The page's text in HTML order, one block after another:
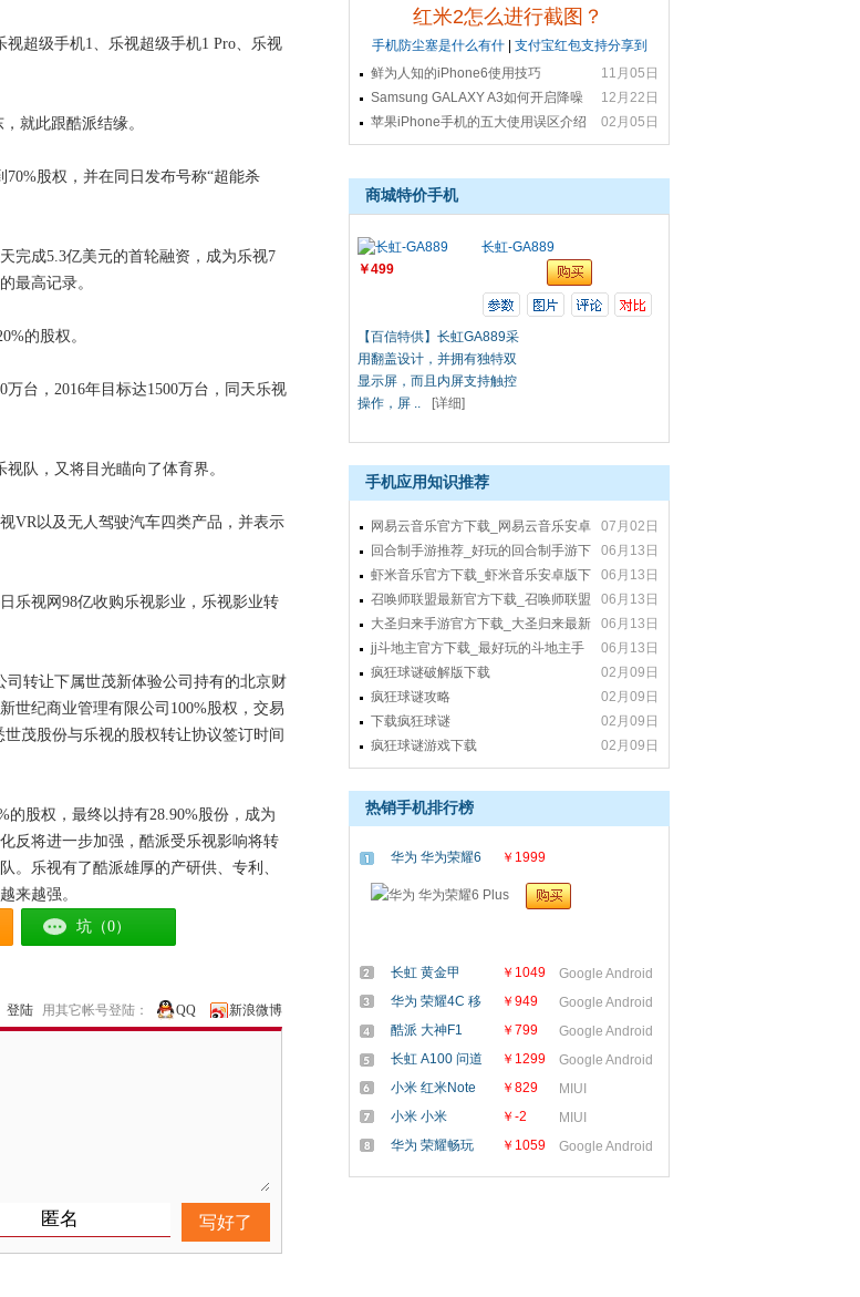
超级手机1、乐视超级手机1 Pro、乐视
就此跟酷派结缘。
股权，并在同日发布号称“超能杀
完成5.3亿美元的首轮融资，成为乐视7
最高记录。
的股权。
台，2016年目标达1500万台，同天乐视
队，又将目光瞄向了体育界。
VR以及无人驾驶汽车四类产品，并表示
乐视网98亿收购乐视影业，乐视影业转
司转让下属世茂新体验公司持有的北京财
世纪商业管理有限公司100%股权，交易
茂股份与乐视的股权转让协议签订时间
的股权，最终以持有28.90%股份，成为
反将进一步加强，酷派受乐视影响将转
。乐视有了酷派雄厚的产研供、专利、
来越强。
坑（0）
登陆 用其它帐号登陆： QQ 新浪微博
写好了
红米2怎么进行截图？
手机防尘塞是什么有什| 支付宝红包支持分享到
11月05日
鲜为人知的iPhone6使用技巧
12月22日
Samsung GALAXY A3如何开启降噪
功能?
02月05日
苹果iPhone手机的五大使用误区介绍
商城特价手机
长虹-GA889
￥499
【百信特供】长虹GA889采
用翻盖设计，并拥有独特双
显示屏，而且内屏支持触控
操作，屏 ..
[详细]
手机应用知识推荐
07月02日
网易云音乐官方下载_网易云音乐安卓
版下载_网易云音乐最新版本下载
06月13日
回合制手游推荐_好玩的回合制手游下
载_回合制安卓手游下载
06月13日
虾米音乐官方下载_虾米音乐安卓版下
载_虾米音乐最新版下载
06月13日
召唤师联盟最新官方下载_召唤师联盟
安卓版下载_LOL手游官方下载
06月13日
大圣归来手游官方下载_大圣归来最新
官方下载_大圣归来安卓版下载
06月13日
jj斗地主官方下载_最好玩的斗地主手
游jj斗地主下载_jj斗地主安卓版下载
02月09日
疯狂球谜破解版下载
02月09日
疯狂球谜攻略
02月09日
下载疯狂球谜
02月09日
疯狂球谜游戏下载
热销手机排行榜
华为 华为荣耀6
￥1999
长虹 黄金甲
10000毫安
￥1049
Google Android
华为 荣耀4C 移
动4G
￥949
Google Android
酷派 大神F1
Plus（移动4G版）
￥799
Google Android
长虹 A100 问道
￥1299
Google Android
小米 红米Note
移动4G增强版
￥829
MIUI
小米 小米
Note（全网通）
￥-2
MIUI
华为 荣耀畅玩
￥1059 Google Android